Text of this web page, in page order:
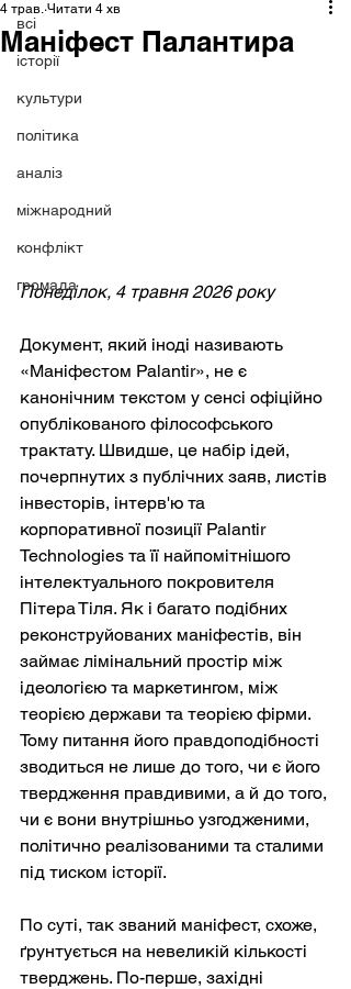
всі
історії
культури
політика
аналіз
міжнародний
конфлікт
громада
Маніфест Палантира
4 трав. Читати 4 хв
Понеділок, 4 травня 2026 року
Документ, який іноді називають
«Маніфестом Palantir», не є
канонічним текстом у сенсі офіційно
опублікованого філософського
трактату. Швидше, це набір ідей,
почерпнутих з публічних заяв, листів
інвесторів, інтерв'ю та
корпоративної позиції Palantir
Technologies та її найпомітнішого
інтелектуального покровителя
Пітера Тіля. Як і багато подібних
реконструйованих маніфестів, він
займає лімінальний простір між
ідеологією та маркетингом, між
теорією держави та теорією фірми.
Тому питання його правдоподібності
зводиться не лише до того, чи є його
твердження правдивими, а й до того,
чи є вони внутрішньо узгодженими,
політично реалізованими та сталими
під тиском історії.
По суті, так званий маніфест, схоже,
ґрунтується на невеликій кількості
тверджень. По-перше, західні